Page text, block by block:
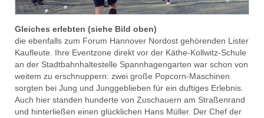
Gleiches erlebten (siehe Bild oben)
die ebenfalls zum Forum Hannover Nordost gehörenden Lister
Kaufleute. Ihre Eventzone direkt vor der Käthe-Kollwitz-Schule
an der Stadtbahnhaltestelle Spannhagengarten war schon von
weitem zu erschnuppern: zwei große Popcorn-Maschinen
sorgten bei Jung und Junggeblieben für ein duftiges Erlebnis.
Auch hier standen hunderte von Zuschauern am Straßenrand
und hinterließen einen glücklichen Hans Müller. Der Chef der